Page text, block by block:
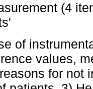
(4
of
values,
for not